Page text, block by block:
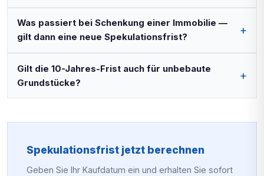
Was passiert bei Schenkung einer Immobilie —
gilt dann eine neue Spekulationsfrist?
Gilt die 10-Jahres-Frist auch für unbebaute
Grundstücke?
Spekulationsfrist jetzt berechnen
Geben Sie Ihr Kaufdatum ein und erhalten Sie sofort